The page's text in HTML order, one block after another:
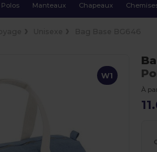
Polos Manteaux Chapeaux
W1
À